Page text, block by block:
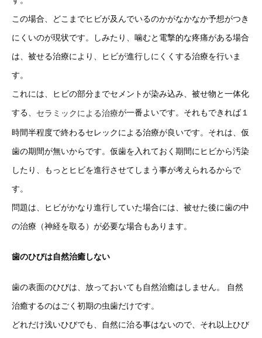
この場合、どこまでヒビが及んでいるのかがなかなか予想がつき
にくいのが現状です。しみたり、噛むと電撃的な疼痛がある場合
は、被せる治療により、ヒビが進行しにくくする治療を行いま
す。
これには、ヒビの部分までセメントが染み込み、被せ物と一体化
する、 セラミックによる治療が一番よいです。それもできれば１
時間半程度で終わるセレックによる治療が良いです。それは、仮
歯の期間が無いからです。仮歯を入れておく期間にヒビから汚染
したり、もっとヒビを進行させてしまう事が考えられるからで
す。
問題は、ヒビがかなり進行していた場合には、被せた後に歯の中
の治療（神経を取る）が必要な場合もあります。
歯のひびは自然治癒しない
歯の表面のひびは、放っておいても自然治癒はしません。 自然
治癒するのはごく初期の虫歯だけです。
どれだけ浅いひびでも、自然に治る事はないので、それ以上ひび